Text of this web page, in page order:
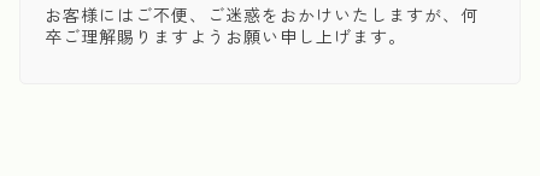
お客様にはご不便、ご迷惑をおかけいたしますが、何
卒ご理解賜りますようお願い申し上げます。